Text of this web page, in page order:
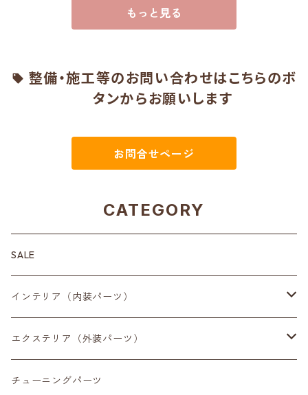
もっと見る
整備・施工等のお問い合わせはこちらのボ
タンからお願いします
お問合せページ
CATEGORY
SALE
インテリア（内装パーツ）
収納小物
スマートフォン
エクステリア（外装パーツ）
サイドミラー
チューニングパーツ